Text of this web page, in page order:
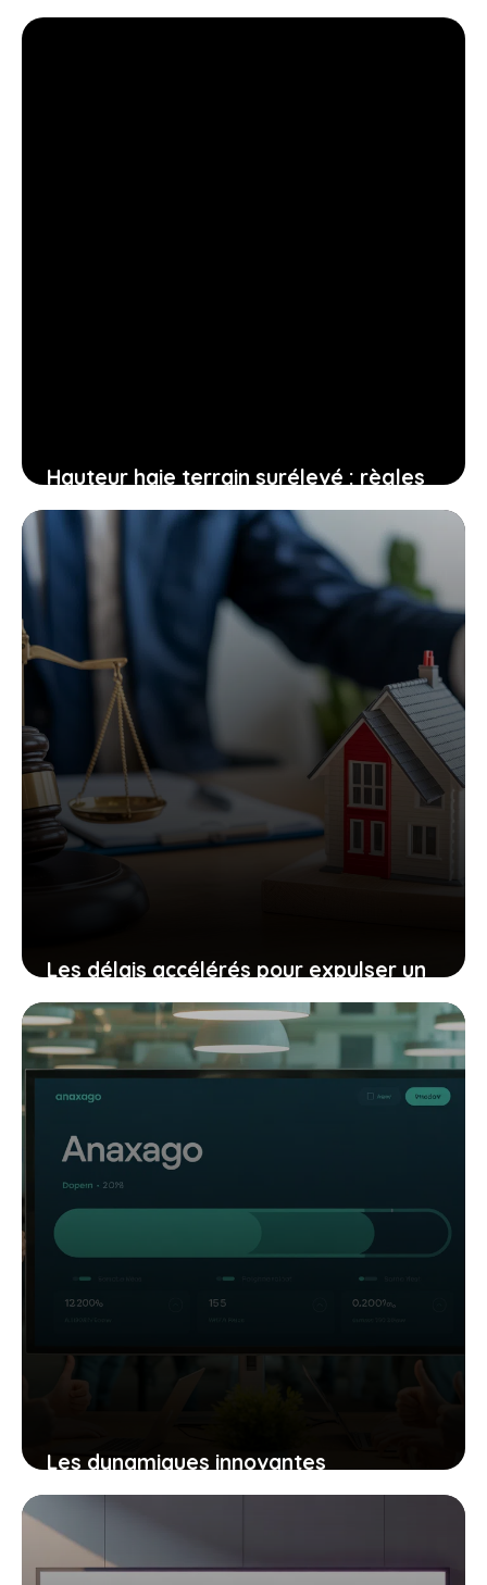
bureaux, services pratiques
Hauteur haie terrain surélevé : règles
et calculs à respecter
Les délais accélérés pour expulser un
squatteur avec la loi anti squat 2025 :
ce que vous devez savoir
26 octobre 2025
Les dynamiques innovantes
d’Anaxago qui stimulent
l’investissement participatif
aujourd’hui